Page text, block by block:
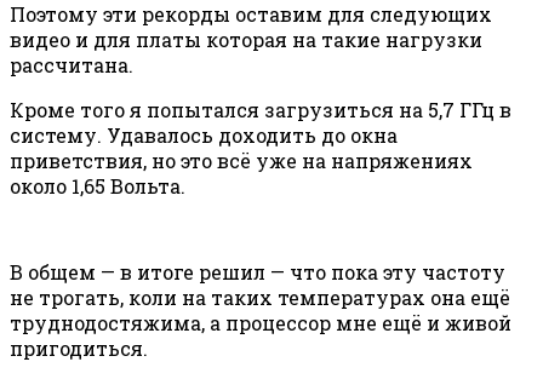
Поэтому эти рекорды оставим для следующих
видео и для платы которая на такие нагрузки
рассчитана.
Кроме того я попытался загрузиться на 5,7 ГГц в
систему. Удавалось доходить до окна
приветствия, но это всё уже на напряжениях
около 1,65 Вольта.
В общем — в итоге решил — что пока эту частоту
не трогать, коли на таких температурах она ещё
труднодостяжима, а процессор мне ещё и живой
пригодиться.